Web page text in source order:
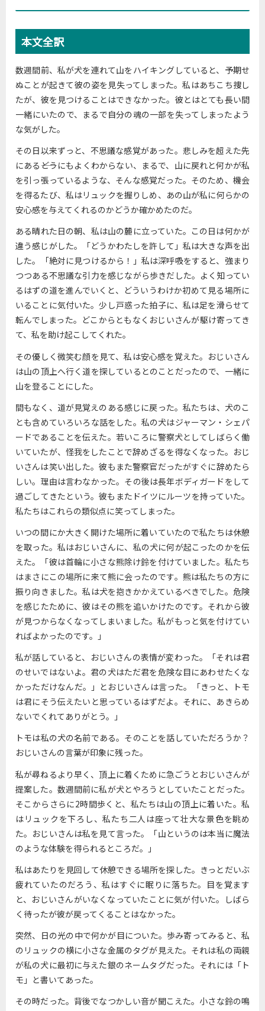
本文全訳
数週間前、私が犬を連れて山をハイキングしていると、予期せ
ぬことが起きて彼の姿を見失ってしまった。私はあちこち捜し
たが、彼を見つけることはできなかった。彼とはとても長い間
一緒にいたので、まるで自分の魂の一部を失ってしまったよう
な気がした。
その日以来ずっと、不思議な感覚があった。悲しみを超えた先
にある――どうにもよくわからない、まるで、山に戻れと何かが私
を引っ張っているような、そんな感覚だった。そのため、機会
を得るたび、私はリュックを握りしめ、あの山が私に何らかの
安心感を与えてくれるのかどうか確かめたのだ。
ある晴れた日の朝、私は山の麓に立っていた。この日は何かが
違う感じがした。「どうかわたしを許して」私は大きな声を出
した。「絶対に見つけるから！」私は深呼吸をすると、強まり
つつある不思議な引力を感じながら歩きだした。よく知ってい
るはずの道を進んでいくと、どういうわけか初めて見る場所に
いることに気付いた。少し戸惑った拍子に、私は足を滑らせて
転んでしまった。どこからともなくおじいさんが駆け寄ってき
て、私を助け起こしてくれた。
その優しく微笑む顔を見て、私は安心感を覚えた。おじいさん
は山の頂上へ行く道を探しているとのことだったので、一緒に
山を登ることにした。
間もなく、道が見覚えのある感じに戻った。私たちは、犬のこ
とも含めていろいろな話をした。私の犬はジャーマン・シェパ
ードであることを伝えた。若いころに警察犬としてしばらく働
いていたが、怪我をしたことで辞めざるを得なくなった。おじ
いさんは笑い出した。彼もまた警察官だったがすぐに辞めたら
しい。理由は言わなかった。その後は長年ボディガードをして
過ごしてきたという。彼もまたドイツにルーツを持っていた。
私たちはこれらの類似点に笑ってしまった。
いつの間にか大きく開けた場所に着いていたので私たちは休憩
を取った。私はおじいさんに、私の犬に何が起こったのかを伝
えた。「彼は首輪に小さな熊除け鈴を付けていました。私たち
はまさにこの場所に来て熊に会ったのです。熊は私たちの方に
振り向きました。私は犬を抱きかかえているべきでした。危険
を感じたために、彼はその熊を追いかけたのです。それから彼
が見つからなくなってしまいました。私がもっと気を付けてい
ればよかったのです。」
私が話していると、おじいさんの表情が変わった。「それは君
のせいではないよ。君の犬はただ君を危険な目にあわせたくな
かっただけなんだ。」とおじいさんは言った。「きっと、トモ
は君にそう伝えたいと思っているはずだよ。それに、あきらめ
ないでくれてありがとう。」
トモは私の犬の名前である。そのことを話していただろうか？
おじいさんの言葉が印象に残った。
私が尋ねるより早く、頂上に着くために急ごうとおじいさんが
提案した。数週間前に私が犬とやろうとしていたことだった。
そこからさらに2時間歩くと、私たちは山の頂上に着いた。私
はリュックを下ろし、私たち二人は座って壮大な景色を眺め
た。おじいさんは私を見て言った。「山というのは本当に魔法
のような体験を得られるところだ。」
私はあたりを見回して休憩できる場所を探した。きっとだいぶ
疲れていたのだろう、私はすぐに眠りに落ちた。目を覚ます
と、おじいさんがいなくなっていたことに気が付いた。しばら
く待ったが彼が戻ってくることはなかった。
突然、日の光の中で何かが目についた。歩み寄ってみると、私
のリュックの横に小さな金属のタグが見えた。それは私の両親
が私の犬に最初に与えた銀のネームタグだった。それには「ト
モ」と書いてあった。
その時だった。背後でなつかしい音が聞こえた。小さな鈴の鳴